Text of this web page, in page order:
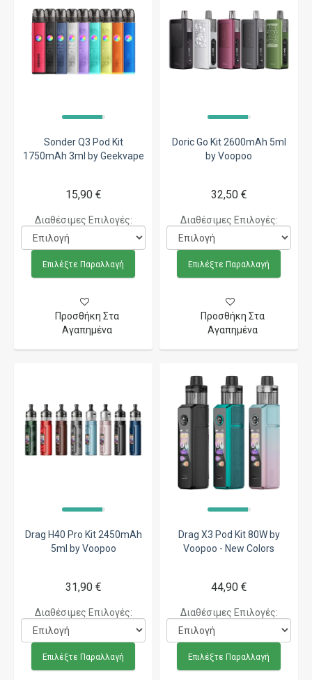
Sonder Q3 Pod Kit
1750mAh 3ml by Geekvape
15,90 €
Διαθέσιμες Επιλογές:
Επιλέξτε Παραλλαγή
Προσθήκη Στα
Αγαπημένα
Doric Go Kit 2600mAh 5ml
by Voopoo
32,50 €
Διαθέσιμες Επιλογές:
Επιλέξτε Παραλλαγή
Προσθήκη Στα
Αγαπημένα
Drag H40 Pro Kit 2450mAh
5ml by Voopoo
31,90 €
Διαθέσιμες Επιλογές:
Επιλέξτε Παραλλαγή
Drag X3 Pod Kit 80W by
Voopoo - New Colors
44,90 €
Διαθέσιμες Επιλογές:
Επιλέξτε Παραλλαγή